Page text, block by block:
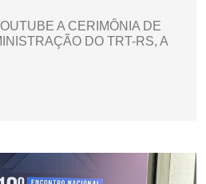
A CERIMÔNIA DE
DO TRT-RS, A